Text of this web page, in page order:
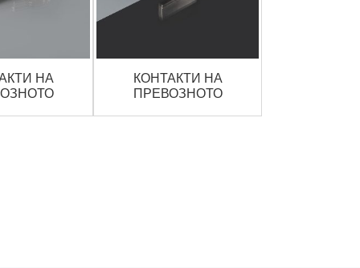
НА
КОНТАКТИ НА
ПРЕВОЗНОТО